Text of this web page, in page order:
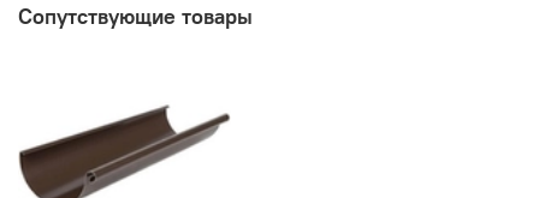
Сопутствующие товары